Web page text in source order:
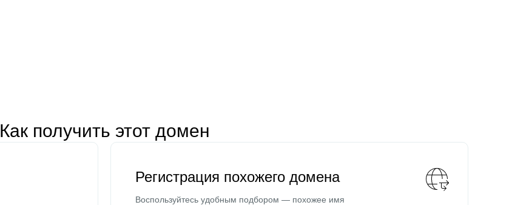
Как получить этот домен
Регистрация похожего домена
Воспользуйтесь удобным подбором — похожее имя